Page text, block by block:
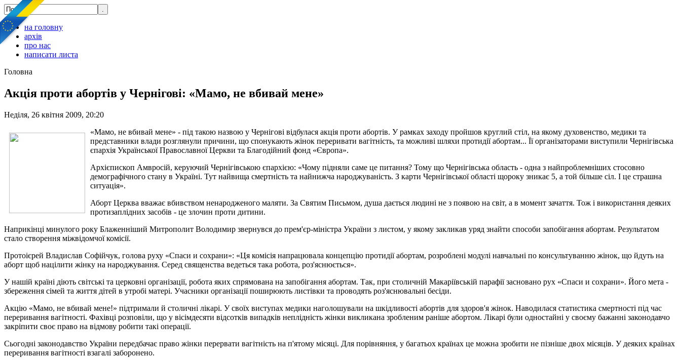
на головну
архів
про нас
написати листа
Головна
Акція проти абортів у Чернігові: «Мамо, не вбивай мене»
Неділя, 26 квітня 2009, 20:20
«Мамо, не вбивай мене» - під такою назвою у Чернігові відбулася акція проти абортів. У рамках заходу пройшов круглий стіл, на якому духовенство, медики та
представники влади розглянули причини, що спонукають жінок переривати вагітність, та можливі шляхи протидії абортам... Її організаторами виступили Чернігівська
єпархія Української Православної Церкви та Благодійний фонд «Європа».
Архієпископ Амвросій, керуючий Чернігівською єпархією: «Чому підняли саме це питання? Тому що Чернігівська область - одна з найпроблемніших стосовно
демографічного стану в Україні. Тут найвища смертність та найнижча народжуваність. З карти Чернігівської області щороку зникає 5, а той більше сіл. І це страшна
ситуація».
Аборт Церква вважає вбивством ненародженого маляти. За Святим Письмом, душа дається людині не з появою на світ, а в момент зачаття. Тож і використання деяких
протизаплідних засобів - це злочин проти дитини.
Наприкінці минулого року Блаженніший Митрополит Володимир звернувся до прем'єр-міністра України з листом, у якому закликав уряд знайти способи запобігання абортам. Результатом
стало створення міжвідомчої комісії.
Протоієрей Владислав Софійчук, голова руху «Спаси и сохрани»: «Ця комісія напрацювала концепцію протидії абортам, розроблені модулі навчальні по консультуванню жінок, що йдуть на
аборт щоб націлити жінку на народжування. Серед священства ведеться така робота, роз'яснюється».
У нашій країні діють світські та церковні організації, робота яких спрямована на запобігання абортам. Так, при столичній Макаріївській парафії засновано рух «Спаси и сохрани». Його мета -
збереження сімей та життя дітей в утробі матері. Учасники організації поширюють листівки та проводять роз'яснювальні бесіди.
Акцію «Мамо, не вбивай мене!» підтримали й столичні лікарі. У своїх виступах медики наголошували на шкідливості абортів для здоров'я жінок. Наводилася статистика смертності під час
переривання вагітності. Фахівці розповіли, що у вісімдесяти відсотків випадків неплідність жінки викликана зробленим раніше абортом. Лікарі були одностайні у своєму бажанні законодавчо
закріпити своє право на відмову робити такі операції.
Сьогодні законодавство України передбачає право жінки перервати вагітність на п'ятому місяці. Для порівняння, у багатьох країнах це можна зробити не пізніше двох місяців. У деяких країнах
переривання вагітності взагалі заборонено.